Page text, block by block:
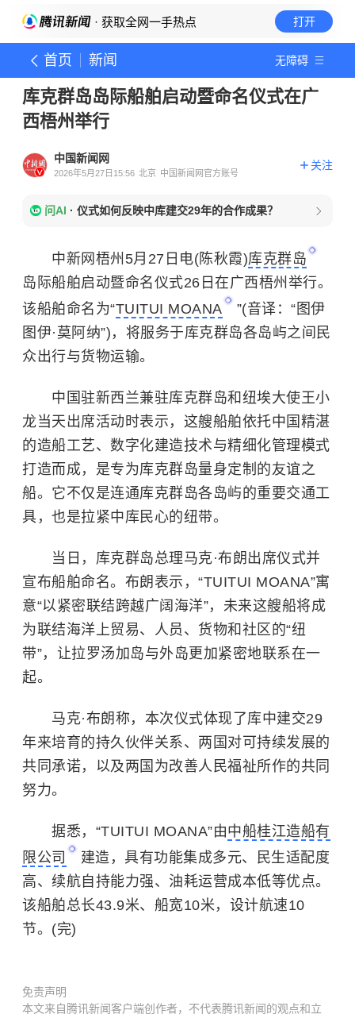
· 获取全网一手热点 打开
首页 新闻 无障碍
库克群岛岛际船舶启动暨命名仪式在广
西梧州举行
中国新闻网
2026年5月27日15:56 北京 中国新闻网官方账号
关注
问AI · 仪式如何反映中库建交29年的合作成果？
中新网梧州5月27日电(陈秋霞)库克群岛
岛际船舶启动暨命名仪式26日在广西梧州举行。
该船舶命名为“TUITUI MOANA
”(音译：“图伊
图伊·莫阿纳”)，将服务于库克群岛各岛屿之间民
众出行与货物运输。
中国驻新西兰兼驻库克群岛和纽埃大使王小
龙当天出席活动时表示，这艘船舶依托中国精湛
的造船工艺、数字化建造技术与精细化管理模式
打造而成，是专为库克群岛量身定制的友谊之
船。它不仅是连通库克群岛各岛屿的重要交通工
具，也是拉紧中库民心的纽带。
当日，库克群岛总理马克·布朗出席仪式并
宣布船舶命名。布朗表示，“TUITUI MOANA”寓
意“以紧密联结跨越广阔海洋”，未来这艘船将成
为联结海洋上贸易、人员、货物和社区的“纽
带”，让拉罗汤加岛与外岛更加紧密地联系在一
起。
马克·布朗称，本次仪式体现了库中建交29
年来培育的持久伙伴关系、两国对可持续发展的
共同承诺，以及两国为改善人民福祉所作的共同
努力。
据悉，“TUITUI MOANA”由中船桂江造船有
限公司
建造，具有功能集成多元、民生适配度
高、续航自持能力强、油耗运营成本低等优点。
该船舶总长43.9米、船宽10米，设计航速10
节。(完)
免责声明
本文来自腾讯新闻客户端创作者，不代表腾讯新闻的观点和立